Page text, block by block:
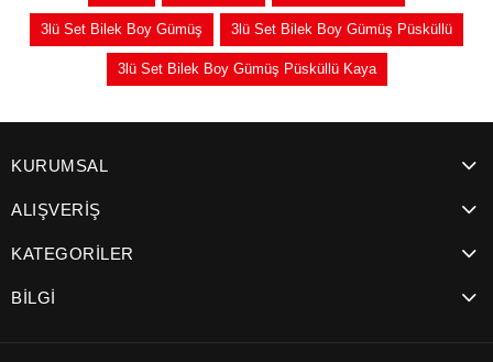
3lü Set Bilek Boy Gümüş 3lü Set Bilek Boy Gümüş Püsküllü
3lü Set Bilek Boy Gümüş Püsküllü Kaya
KURUMSAL
ALIŞVERİŞ
KATEGORİLER
BİLGİ